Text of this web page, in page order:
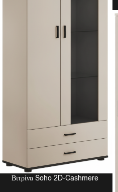
Βιτρίνα Soho 2D-Cashmere